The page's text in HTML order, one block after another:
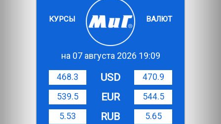
КУРСЫ ВАЛЮТ
на 07 августа 2026 19:09
468.3 USD
470.9
539.5
EUR
544.5
5.53
RUB
5.65